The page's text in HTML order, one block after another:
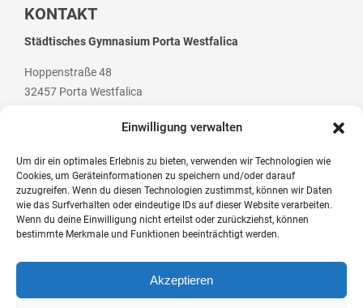
Einwilligung verwalten
Um dir ein optimales Erlebnis zu bieten, verwenden wir Technologien wie
Cookies, um Geräteinformationen zu speichern und/oder darauf
zuzugreifen. Wenn du diesen Technologien zustimmst, können wir Daten
wie das Surfverhalten oder eindeutige IDs auf dieser Website verarbeiten.
Wenn du deine Einwilligung nicht erteilst oder zurückziehst, können
bestimmte Merkmale und Funktionen beeinträchtigt werden.
Akzeptieren
Mathematik
Veranstaltungen
Bildungsabende
Tag der offenen Tür
KONTAKT
Städtisches Gymnasium Porta Westfalica
Hoppenstraße 48
32457 Porta Westfalica
Telefon: +49 (0) 5 71 / 79 84 70
Telefax: +49 (0) 5 71 / 7 07 94
E-Mail: post@gym-pw.de
© 2026 Städtisches Gymnasium Porta Westfalica